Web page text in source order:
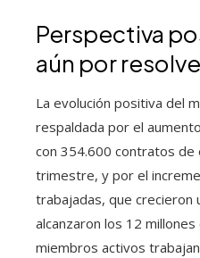
Perspectiva
aún por
La evolución positiva del
respaldada por el
con 354.600 contratos
trimestre, y por el
trabajadas, que crecieron
alcanzaron los 12
miembros activos